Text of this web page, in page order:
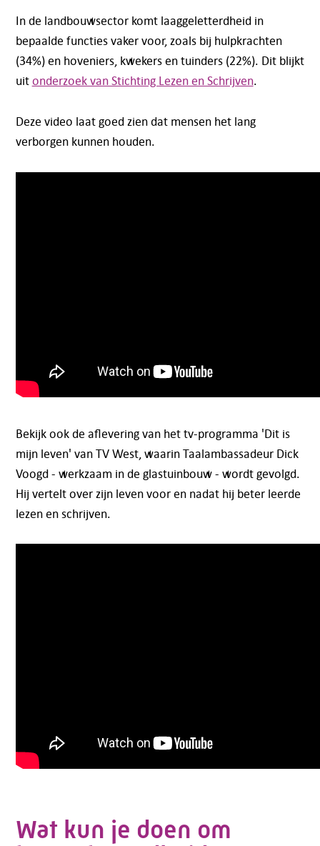
In de landbouwsector komt laaggeletterdheid in
bepaalde functies vaker voor, zoals bij hulpkrachten
(34%) en hoveniers, kwekers en tuinders (22%). Dit blijkt
uitonderzoek van Stichting Lezen en Schrijven.
Deze video laat goed zien dat mensen het lang
verborgen kunnen houden.
Bekijk ook de aflevering van het tv-programma 'Dit is
mijn leven' van TV West, waarin Taalambassadeur Dick
Voogd - werkzaam in de glastuinbouw - wordt gevolgd.
Hij vertelt over zijn leven voor en nadat hij beter leerde
lezen en schrijven.
Wat kun je doen om